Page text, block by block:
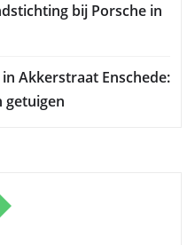
bij Porsche in
Akkerstraat Enschede:
getuigen